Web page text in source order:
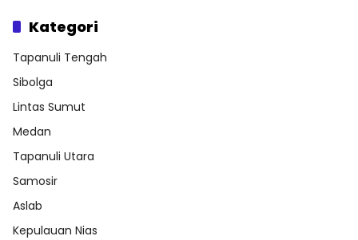
Kategori
Tapanuli Tengah
Sibolga
Lintas Sumut
Medan
Tapanuli Utara
Samosir
Aslab
Kepulauan Nias